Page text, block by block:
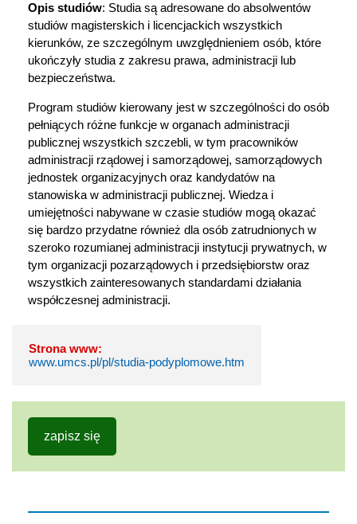
Opis studiów: Studia są adresowane do absolwentów
studiów magisterskich i licencjackich wszystkich
kierunków, ze szczególnym uwzględnieniem osób, które
ukończyły studia z zakresu prawa, administracji lub
bezpieczeństwa.
Program studiów kierowany jest w szczególności do osób
pełniących różne funkcje w organach administracji
publicznej wszystkich szczebli, w tym pracowników
administracji rządowej i samorządowej, samorządowych
jednostek organizacyjnych oraz kandydatów na
stanowiska w administracji publicznej. Wiedza i
umiejętności nabywane w czasie studiów mogą okazać
się bardzo przydatne również dla osób zatrudnionych w
szeroko rozumianej administracji instytucji prywatnych, w
tym organizacji pozarządowych i przedsiębiorstw oraz
wszystkich zainteresowanych standardami działania
współczesnej administracji.
Strona www:
www.umcs.pl/pl/studia-podyplomowe.htm
zapisz się